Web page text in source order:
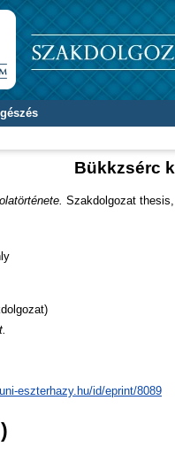
Bükkzsérc
Szakdolgozat
eszterhazy.hu/id/eprint/8089